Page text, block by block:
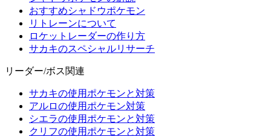
おすすめシャドウポケモン
リトレーンについて
ロケットレーダーの作り方
サカキのスペシャルリサーチ
リーダー/ボス関連
サカキの使用ポケモンと対策
アルロの使用ポケモン対策
シエラの使用ポケモンと対策
クリフの使用ポケモンと対策